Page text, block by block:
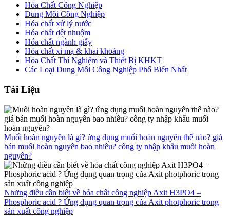
Hóa Chất Công Nghiệp
Dung Môi Công Nghiệp
Hóa chất xử lý nước
Hóa chất dệt nhuộm
Hóa chất ngành giấy
Hóa chất xi mạ & khai khoáng
Hóa Chất Thí Nghiệm và Thiết Bị KHKT
Các Loại Dung Môi Công Nghiệp Phổ Biến Nhất
Tài Liệu
Muối hoàn nguyên là gì? ứng dụng muối hoàn nguyên thế nào? giá
bán muối hoàn nguyên bao nhiêu? công ty nhập khẩu muối hoàn
nguyên?
Những điều cần biết về hóa chất công nghiệp Axit H3PO4 –
Phosphoric acid ? Ứng dụng quan trọng của Axit photphoric trong
sản xuất công nghiệp